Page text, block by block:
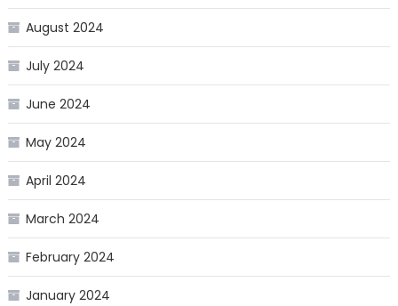
August 2024
July 2024
June 2024
May 2024
April 2024
March 2024
February 2024
January 2024